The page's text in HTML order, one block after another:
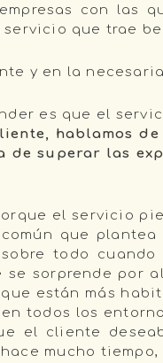
con las
que trae
y en la
es que el
hablamos
de superar las
el servicio
que
todo
sorprende por
están más
todos los
el cliente
mucho